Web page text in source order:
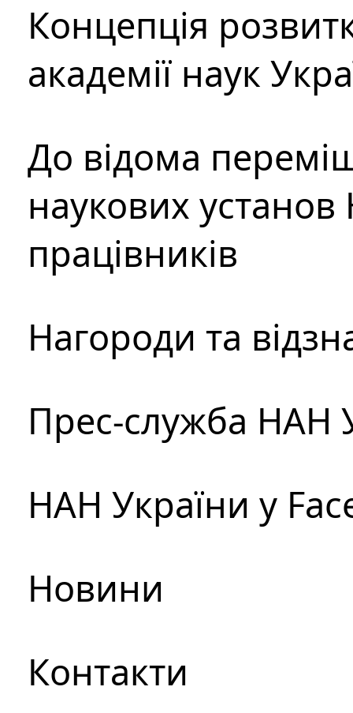
Концепція
академії наук
До відома
наукових установ
працівників
Нагороди та
Прес-служба НАН
НАН України у
Новини
Контакти